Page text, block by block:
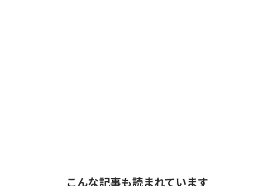
こんな記事も読まれています